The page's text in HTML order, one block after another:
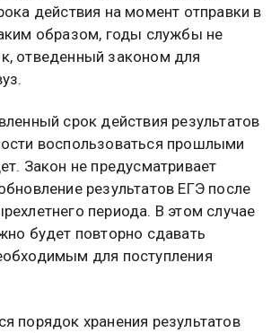
действия на момент отправки в
образом, годы службы не
отведенный законом для
срок действия результатов
воспользоваться прошлыми
Закон не предусматривает
результатов ЕГЭ после
периода. В этом случае
будет повторно сдавать
для поступления
порядок хранения результатов